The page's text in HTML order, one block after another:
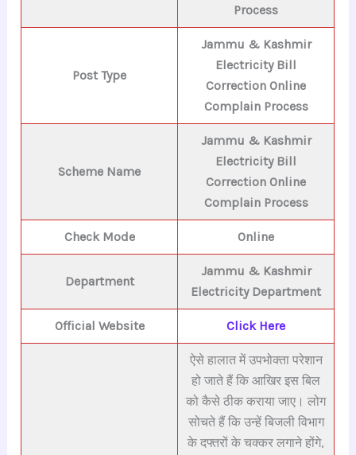
Process
Post Type
Jammu & Kashmir
Electricity Bill
Correction Online
Complain Process
Scheme Name
Jammu & Kashmir
Electricity Bill
Correction Online
Complain Process
Check Mode Online
Department
Jammu & Kashmir
Electricity Department
Official Website Click Here
ऐसे हालात में उपभोक्ता परेशान
हो जाते हैं कि आखिर इस बिल
को कैसे ठीक कराया जाए। लोग
सोचते हैं कि उन्हें बिजली विभाग
के दफ्तरों के चक्कर लगाने होंगे,